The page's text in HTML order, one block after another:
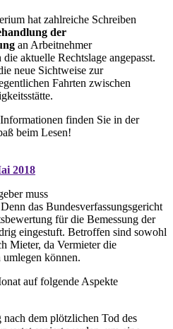
hat zahlreiche Schreiben
der
an Arbeitnehmer
aktuelle Rechtslage angepasst.
neue Sichtweise zur
Fahrten zwischen
finden Sie in der
beim Lesen!
2018
muss
das Bundesverfassungsgericht
für die Bemessung der
eingestuft. Betroffen sind sowohl
Mieter, da Vermieter die
umlegen können.
auf folgende Aspekte
dem plötzlichen Tod des